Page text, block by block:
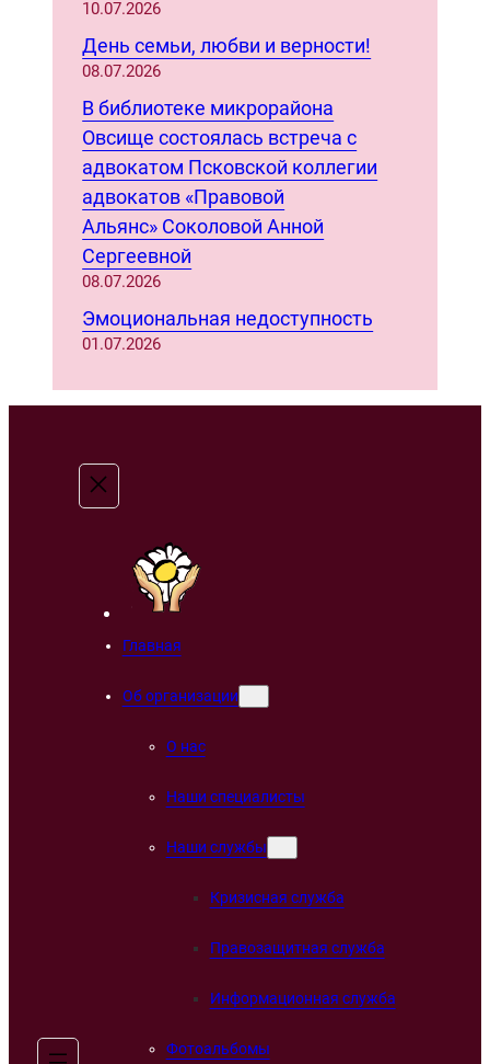
10.07.2026
День семьи, любви и верности!
08.07.2026
В библиотеке микрорайона
Овсище состоялась встреча с
адвокатом Псковской коллегии
адвокатов «Правовой
Альянс» Соколовой Анной
Сергеевной
08.07.2026
Эмоциональная недоступность
01.07.2026
Главная
Об организации
О нас
Наши специалисты
Наши службы
Кризисная служба
Правозащитная служба
Информационная служба
Фотоальбомы